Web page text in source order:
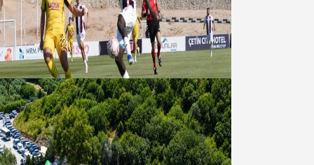
Bandırmaspor’dan 3 gollü başlangıç
08 Ağustos 2026